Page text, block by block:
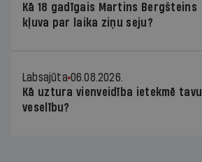
Kā 18 gadīgais Martins Bergšteins
kļuva par laika ziņu seju?
Labsajūta 06.08.2026.
Kā uztura vienveidība ietekmē tavu
veselību?